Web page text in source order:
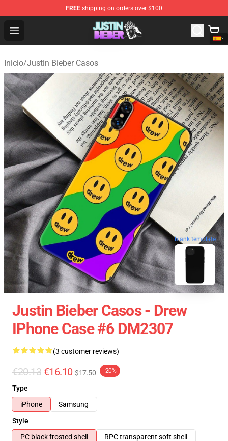
FREE shipping on orders over $100
Open menu
Justin Bieber Store - Official Justin Bieber Merchandise
Inicio/Justin Bieber Casos
blank template
Justin Bieber Casos - Drew
IPhone Case #6 DM2307
(3 customer reviews)
€20.13 €16.10 $17.50 -20%
Type
iPhone
Samsung
Style
PC black frosted shell
RPC transparent soft shell